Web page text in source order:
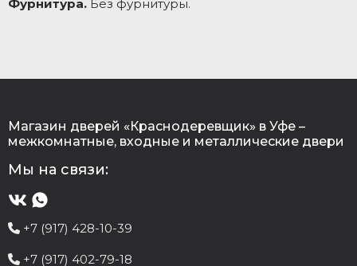
Фурнитура. Без фурнитуры.
Магазин дверей «Краснодеревщик» в Уфе –
межкомнатные, входные и металлические двери
Мы на связи:
+7 (917) 428-10-39
+7 (917) 402-79-18